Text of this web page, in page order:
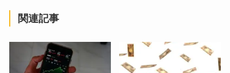
関連記事